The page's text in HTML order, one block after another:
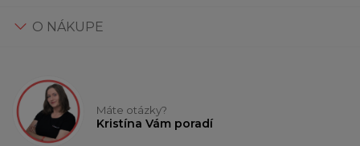
O NÁKUPE
Máte otázky?
Kristína Vám poradí